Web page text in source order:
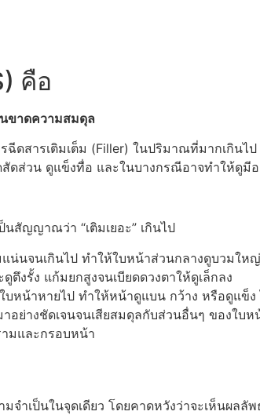
คือ
ขาดความสมดุล
ฉีดสารเติมเต็ม (Filler) ในปริมาณที่มากเกิน
ดส่วน ดูแข็งทื่อ และในบางกรณีอาจทำให้ดูมี
สัญญาณว่า “เติมเยอะ” เกินไป
น่นจนเกินไป ทำให้ใบหน้าส่วนกลางดูบวมให
ตึงรั้ง แก้มยกสูงจนเบียดดวงตาให้ดูเล็กลง
หน้าหายไป ทำให้หน้าดูแบน กว้าง หรือดูแข็ง
อย่างชัดเจนจนเสียสมดุลกับส่วนอื่นๆ ของใบห
มและกรอบหน้า
จำเป็นในจุดเดียว โดยคาดหวังว่าจะเห็นผลลั